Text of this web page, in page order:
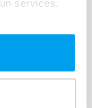
services.